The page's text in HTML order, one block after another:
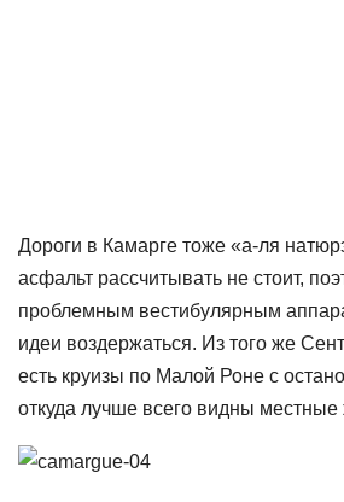
Дороги в Камарге тоже «а-ля
асфальт рассчитывать не стоит,
проблемным вестибулярным
идеи воздержаться. Из того же
есть круизы по Малой Роне с
откуда лучше всего видны